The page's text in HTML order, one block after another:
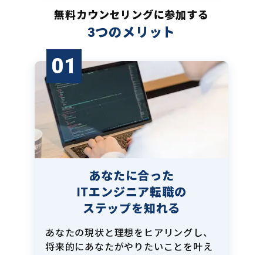
無料カウンセリングに参加する
3つのメリット
01
あなたに合った
ITエンジニア転職の
ステップを知れる
あなたの現状と理想をヒアリングし、
将来的にあなたがやりたいことを叶え